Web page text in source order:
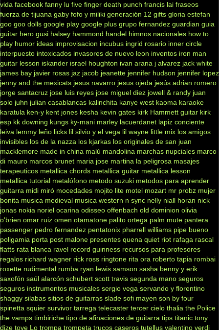
vida facebook fanny lu five finger death punch francis lai fraseos
fuerza de tijuana gaby fofo y miliki generación 12 gifts gloria estefan
goo goo dolls google play google plus grupo fernandez guardian guia
guitar hero gusi halsey hammond handel himnos nacionales how to
play humor ideas improvisacion incubus ingrid rosario inner circle
interpuesto intoxicados invasores de nuevo leon inventos iron man
guitar lesson iskander israel houghton ivan arana j alvarez jack white
james bay javier rosas jaz jacob jeanette jennifer hudson jennifer lopez
jenny and the mexicats jesus navarro jesus ojeda jesús adrian romero
jorge santacruz jose luis reyes jose miguel diez jowell & randy juan
solo juhn julian casablancas kalinchita kanye west kaoma karaoke
karatula ken-y kent jones kesha kevin gates kirk Hammett guitar kirk
esp kk downing kungs ky-mani marley lacuerdanet lapiz conciente
leiva lemmy leño licks lil silvio y el vega lil wayne little mix los amigos
invisibles los de la nazza los kjarkas los originales de san juan
macklemore made in china malú mandolina marchas nupciales marco
di mauro marcos brunet maria jose martina la peligrosa masajes
terapeuticos metallica chords metallica guitar metallica lesson
metallica tutorial metalófono metodo suzuki metodos para aprender
guitarra midi miró mocedades mojito lite motel mozart mr probz mujer
bonita musica medieval musica western n sync nelly niall horan nick
jonas nokia noriel ocarina odisseo offenbach old dominion olivia
o'brien omar ruiz omen otamatone palito ortega palm mute pantera
passenger pedro fernandez pentatonix pharrell williams pipe bueno
poligamia porta post malone presentes quena quiet riot rafaga rascal
flatts rata blanca ravel record guinness recursos para profesores
regalos richard wagner rick ross ringtone rita ora roberto tapia rombai
roxette rudimental rumba ryan lewis samson sasha benny y erik
saxofón saúl alarcón schubert scott travis segunda mano seguros
seguros instrumentos musicales sergio vega servando y florentino
shaggy silabas sitios de guitarras slade sofi mayen son by four
spinetta squier survivor tarrega telecaster tercer cielo thalia the Police
the vamps timbiriche tipo de afinaciones de guitarra tips titanic tony
dize tove Lo trompa trompeta trucos caseros tutellus valentino verdi